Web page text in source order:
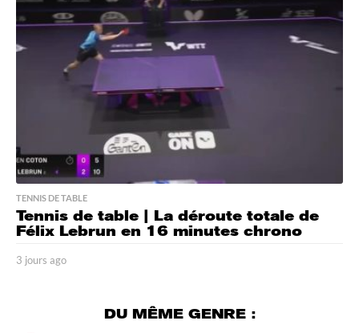
g
TENNIS DE TABLE
Tennis de table | La déroute totale de
Félix Lebrun en 16 minutes chrono
3 jours ago
DU MÊME GENRE :